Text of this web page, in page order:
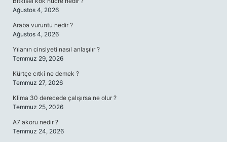
Ağustos 4, 2026
Araba vuruntu nedir ?
Ağustos 4, 2026
Yılanın cinsiyeti nasıl anlaşılır ?
Temmuz 29, 2026
Kürtçe cıtki ne demek ?
Temmuz 27, 2026
Klima 30 derecede çalışırsa ne olur ?
Temmuz 25, 2026
A7 akoru nedir ?
Temmuz 24, 2026